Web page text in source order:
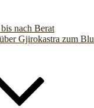
nach Berat
Gjirokastra zum